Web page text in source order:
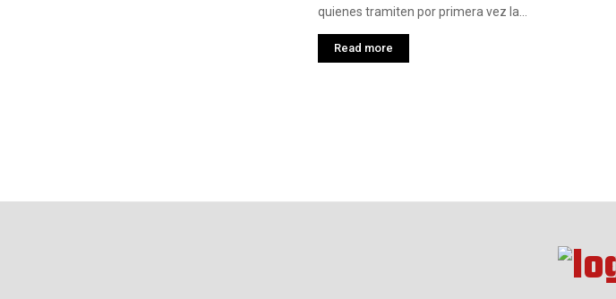
quienes tramiten por primera vez la...
Read more